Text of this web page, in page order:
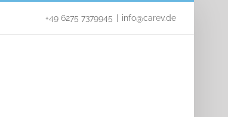
+49 6275 7379945 info@carev.de